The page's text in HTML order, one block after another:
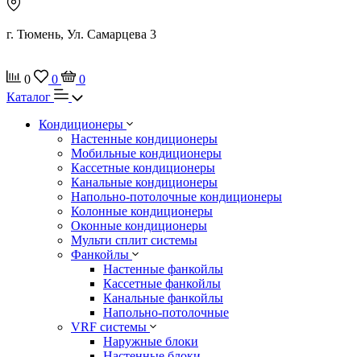
г. Тюмень, Ул. Самарцева 3
0 0
0
Каталог
Кондиционеры
Настенные кондиционеры
Мобильные кондиционеры
Кассетные кондиционеры
Канальные кондиционеры
Напольно-потолочные кондиционеры
Колонные кондиционеры
Оконные кондиционеры
Мульти сплит системы
Фанкойлы
Настенные фанкойлы
Кассетные фанкойлы
Канальные фанкойлы
Напольно-потолочные
VRF системы
Наружные блоки